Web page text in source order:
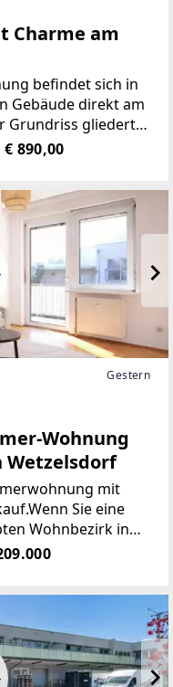
Charme am
befindet sich in
Gebäude direkt am
Grundriss gliedert
zu WC und
der Essbereich mit
€ 890,00
Gestern
Wohnung
mit
Sie eine
Wohnbezirk in
bestimmt das
sich und genießen